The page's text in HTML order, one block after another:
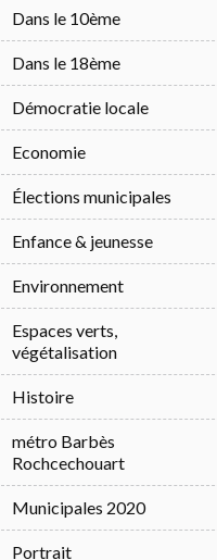
Dans le 10ème
Dans le 18ème
Démocratie locale
Economie
Élections municipales
Enfance & jeunesse
Environnement
Espaces verts,
végétalisation
Histoire
métro Barbès
Rochcechouart
Municipales 2020
Portrait